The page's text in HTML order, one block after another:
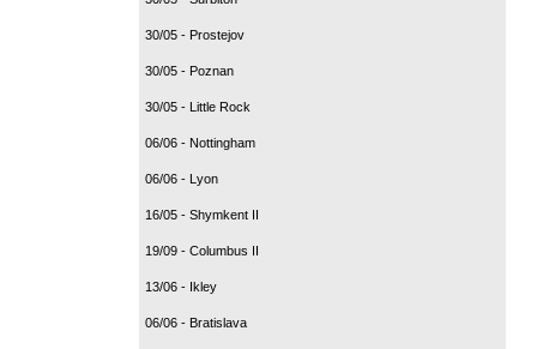
30/05 - Prostejov
30/05 - Poznan
30/05 - Little Rock
06/06 - Nottingham
06/06 - Lyon
16/05 - Shymkent II
19/09 - Columbus II
13/06 - Ikley
06/06 - Bratislava